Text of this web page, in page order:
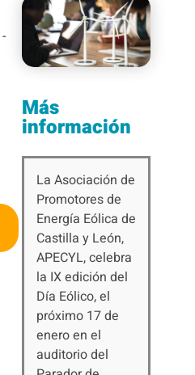
-
Más
información
La Asociación de
Promotores de
Energía Eólica de
Castilla y León,
APECYL, celebra
la IX edición del
Día Eólico, el
próximo 17 de
enero en el
auditorio del